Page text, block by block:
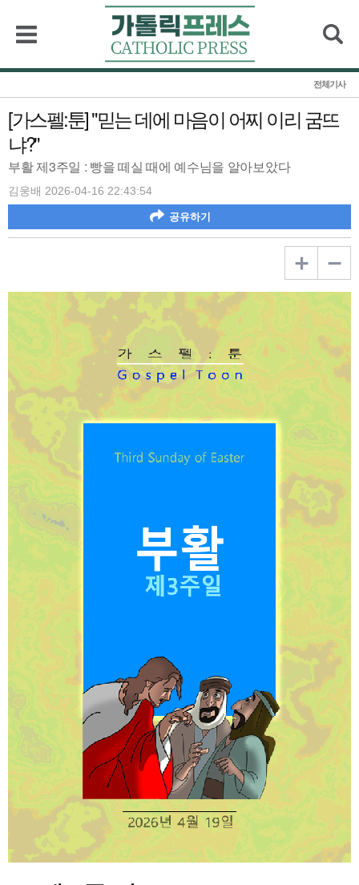
전체기사
[가스펠:툰] "믿는 데에 마음이 어찌 이리 굼뜨
냐?"
부활 제3주일 : 빵을 떼실 때에 예수님을 알아보았다
김웅배 2026-04-16 22:43:54
공유하기
검색